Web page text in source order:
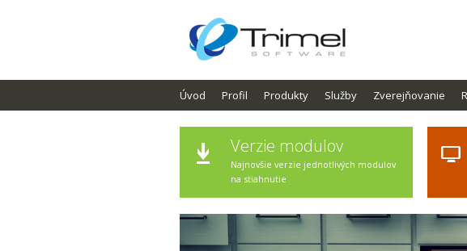
Úvod Profil Produkty Služby Zverejňovanie
Verzie modulov
Najnovšie verzie jednotlivých modulov
na stiahnutie